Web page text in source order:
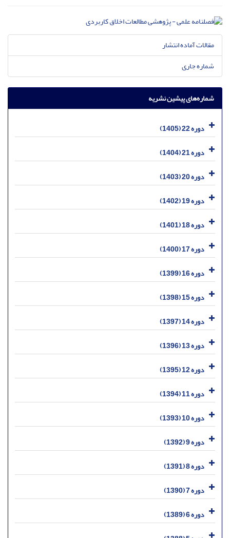
مقالات آماده انتشار
شماره جاری
شماره‌های پیشین نشریه
دوره 22 (1405)
دوره 21 (1404)
دوره 20 (1403)
دوره 19 (1402)
دوره 18 (1401)
دوره 17 (1400)
دوره 16 (1399)
دوره 15 (1398)
دوره 14 (1397)
دوره 13 (1396)
دوره 12 (1395)
دوره 11 (1394)
دوره 10 (1393)
دوره 9 (1392)
دوره 8 (1391)
دوره 7 (1390)
دوره 6 (1389)